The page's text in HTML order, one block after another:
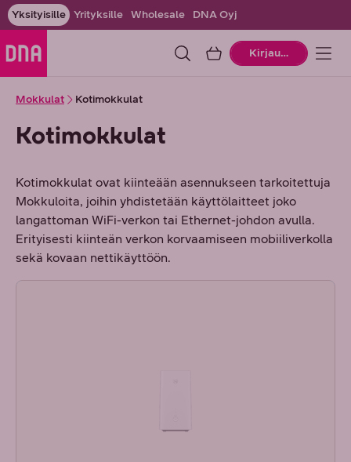
Yksityisille Yrityksille Wholesale DNA Oyj
OstoskoriKirjaudu
Mokkulat Kotimokkulat
Koti­mokkulat
Kotimokkulat ovat kiinteään asennukseen tarkoitettuja
Mokkuloita, joihin yhdistetään käyttölaitteet joko
langattoman WiFi-verkon tai Ethernet-johdon avulla.
Erityisesti kiinteän verkon korvaamiseen mobiiliverkolla
sekä kovaan nettikäyttöön.